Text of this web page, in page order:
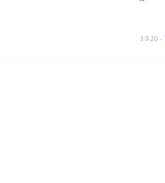
-
3.9.20